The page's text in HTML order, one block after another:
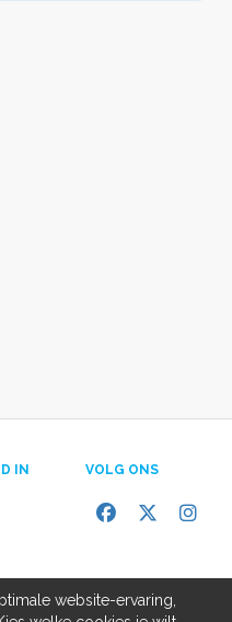
IN
VOLG ONS
website-ervaring,